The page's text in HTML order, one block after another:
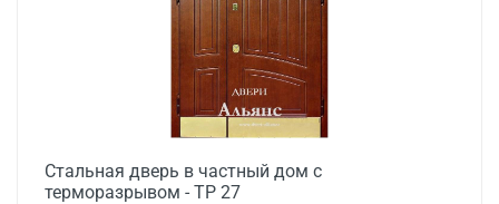
Стальная дверь в частный дом с
терморазрывом - ТР 27